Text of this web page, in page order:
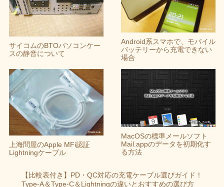
サイコムのBTOパソコンケー
スの静音について
Android系スマホで、モバイル
バッテリーから充電できない
場合
上海問屋のApple MFi認証
Lightningケーブル
MacOSの標準メールソフト
Mail.appのデータを初期化す
る方法
【比較表付き】PD・QC対応の充電ケーブル選びガイド！
Type-A＆Type-C＆Lightningの違いとおすすめの選び方